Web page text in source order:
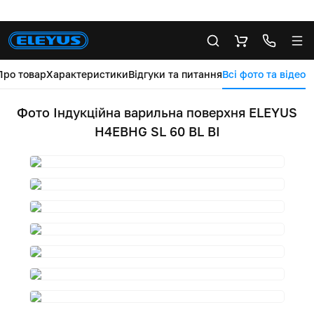
товарХарактеристикиВідгуки та питанняВсі фото та відео
Фото Індукційна варильна поверхня ELEYUS
H4EBHG SL 60 BL BI